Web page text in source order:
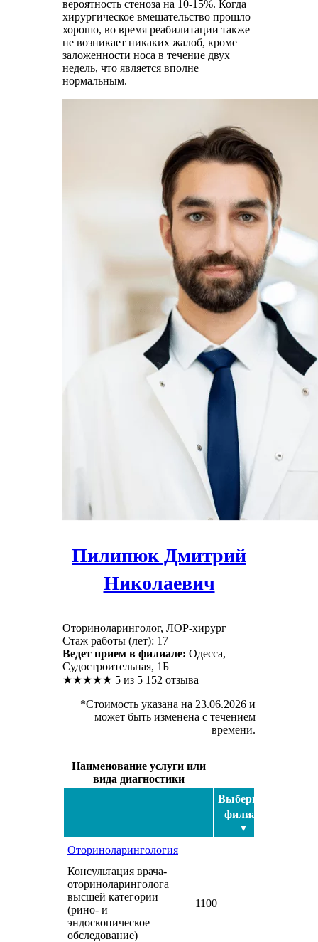
вероятность стеноза на 10-15%. Когда
хирургическое вмешательство прошло
хорошо, во время реабилитации также
не возникает никаких жалоб, кроме
заложенности носа в течение двух
недель, что является вполне
нормальным.
Пилипюк Дмитрий
Николаевич
Оториноларинголог, ЛОР-хирург
Стаж работы (лет): 17
Ведет прием в филиале: Одесса,
Судостроительная, 1Б
★★★★★ 5 из 5 152 отзыва
*Стоимость указана на 23.06.2026 и
может быть изменена с течением
времени.
Наименование услуги или
вида диагностики
Выберите
филиал
Оториноларингология
Консультация врача-
оториноларинголога
высшей категории
(рино- и
эндоскопическое
обследование)
1100